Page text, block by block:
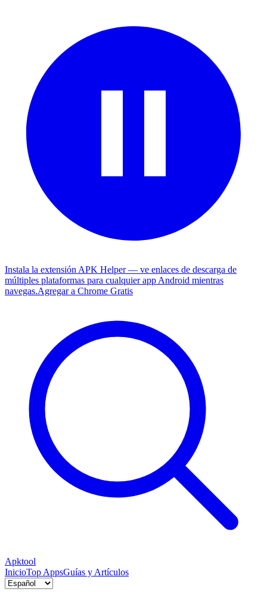
Instala la extensión APK Helper — ve enlaces de descarga de
múltiples plataformas para cualquier app Android mientras
navegas.Agregar a Chrome Gratis
Apktool
InicioTop AppsGuías y Artículos